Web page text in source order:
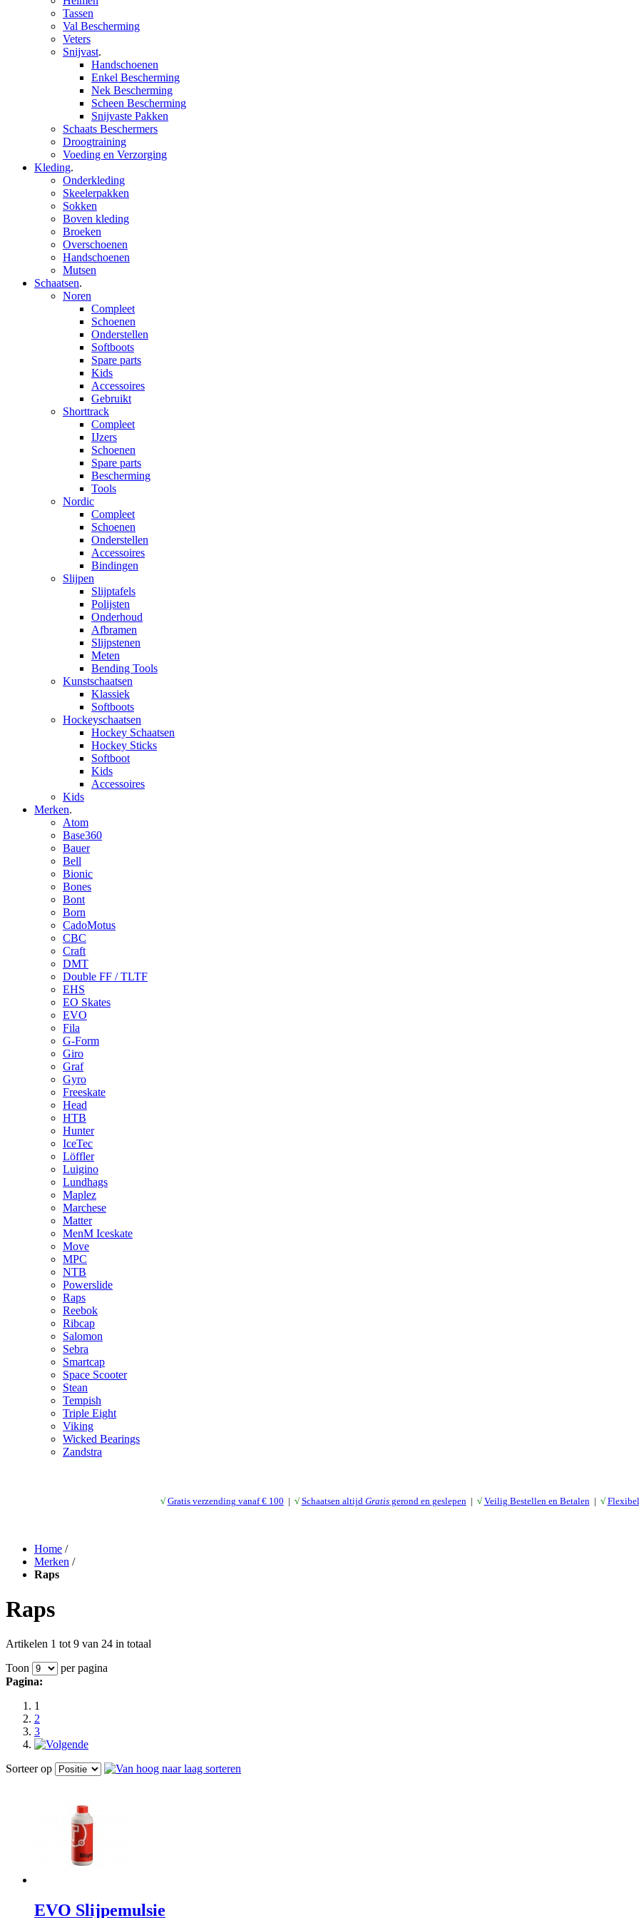
Tassen
Val Bescherming
Veters
Snijvast.
Handschoenen
Enkel Bescherming
Nek Bescherming
Scheen Bescherming
Snijvaste Pakken
Schaats Beschermers
Droogtraining
Voeding en Verzorging
Kleding.
Onderkleding
Skeelerpakken
Sokken
Boven kleding
Broeken
Overschoenen
Handschoenen
Mutsen
Schaatsen.
Noren
Compleet
Schoenen
Onderstellen
Softboots
Spare parts
Kids
Accessoires
Gebruikt
Shorttrack
Compleet
IJzers
Schoenen
Spare parts
Bescherming
Tools
Nordic
Compleet
Schoenen
Onderstellen
Accessoires
Bindingen
Slijpen
Slijptafels
Polijsten
Onderhoud
Afbramen
Slijpstenen
Meten
Bending Tools
Kunstschaatsen
Klassiek
Softboots
Hockeyschaatsen
Hockey Schaatsen
Hockey Sticks
Softboot
Kids
Accessoires
Kids
Merken.
Atom
Base360
Bauer
Bell
Bionic
Bones
Bont
Born
CadoMotus
CBC
Craft
DMT
Double FF / TLTF
EHS
EO Skates
EVO
Fila
G-Form
Giro
Graf
Gyro
Freeskate
Head
HTB
Hunter
IceTec
Löffler
Luigino
Lundhags
Maplez
Marchese
Matter
MenM Iceskate
Move
MPC
NTB
Powerslide
Raps
Reebok
Ribcap
Salomon
Sebra
Smartcap
Space Scooter
Stean
Tempish
Triple Eight
Viking
Wicked Bearings
Zandstra
√ Gratis verzending vanaf € 100 | √ Schaatsen altijd Gratisgerond en geslepen | √ Veilig Bestellen en Betalen | √
Home /
Merken /
Raps
Raps
Artikelen 1 tot 9 van 24 in totaal
Toon
per pagina
Pagina:
1
2
3
Sorteer op
EVO Slijpemulsie